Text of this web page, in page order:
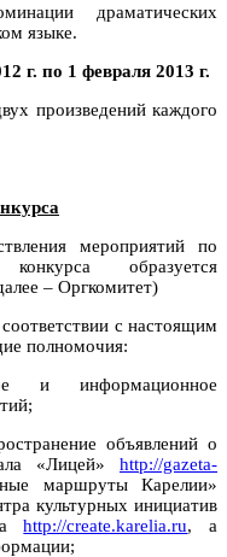
драматических
языке.
г. по 1 февраля 2013 г.
произведений каждого
мероприятий по
образуется
– Оргкомитет)
с настоящим
полномочия:
и информационное
объявлений о
«Лицей» http://gazeta-
маршруты Карелии»
культурных инициатив
http://create.karelia.ru, а